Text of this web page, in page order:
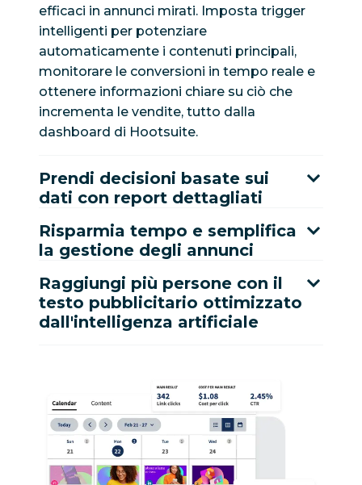
efficaci in annunci mirati. Imposta trigger
intelligenti per potenziare
automaticamente i contenuti principali,
monitorare le conversioni in tempo reale e
ottenere informazioni chiare su ciò che
incrementa le vendite, tutto dalla
dashboard di Hootsuite.
Prendi decisioni basate sui
dati con report dettagliati
Risparmia tempo e semplifica
la gestione degli annunci
Raggiungi più persone con il
testo pubblicitario ottimizzato
dall'intelligenza artificiale